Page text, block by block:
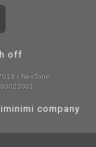
off
/ NexTone:
company